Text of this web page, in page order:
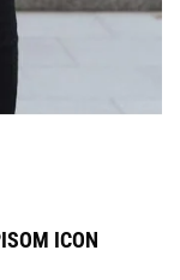
ICON